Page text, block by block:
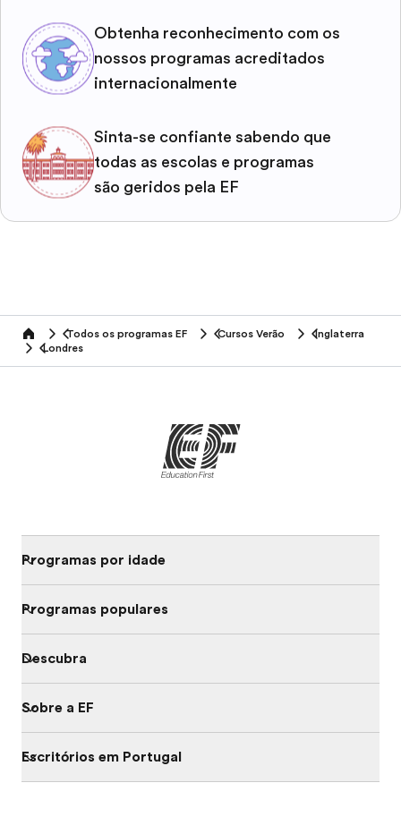
Obtenha reconhecimento com os
nossos programas acreditados
internacionalmente
Sinta-se confiante sabendo que
todas as escolas e programas
são geridos pela EF
home Todos os programas EF Cursos Verão
Inglaterra
Londres
Programas por idade
Programas populares
Descubra
Sobre a EF
Escritórios em Portugal